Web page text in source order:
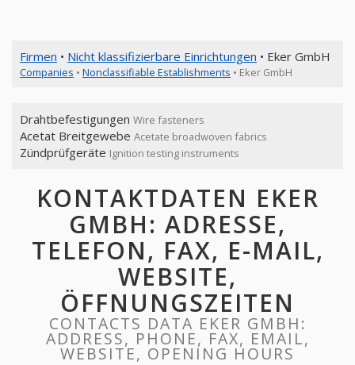
Firmen • Nicht klassifizierbare Einrichtungen • Eker GmbH
Companies • Nonclassifiable Establishments • Eker GmbH
Drahtbefestigungen Wire fasteners
Acetat Breitgewebe Acetate broadwoven fabrics
Zündprüfgeräte Ignition testing instruments
KONTAKTDATEN EKER
GMBH: ADRESSE,
TELEFON, FAX, E-MAIL,
WEBSITE,
ÖFFNUNGSZEITEN
CONTACTS DATA EKER GMBH:
ADDRESS, PHONE, FAX, EMAIL,
WEBSITE, OPENING HOURS